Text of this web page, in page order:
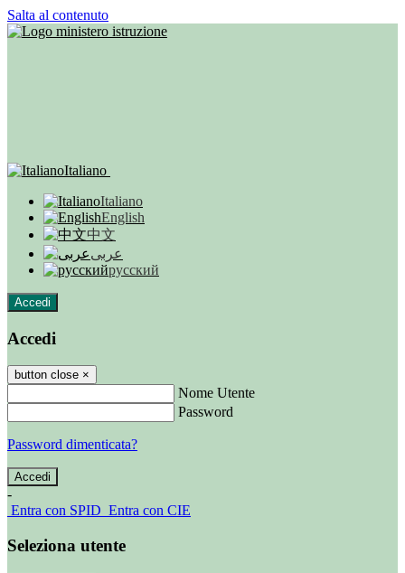
Salta al contenuto
Italiano
Italiano
English
中文
عربى
русский
Accedi
Accedi
button close ×
Nome Utente
Password
Password dimenticata?
-
Entra con SPID Entra con CIE
Seleziona utente